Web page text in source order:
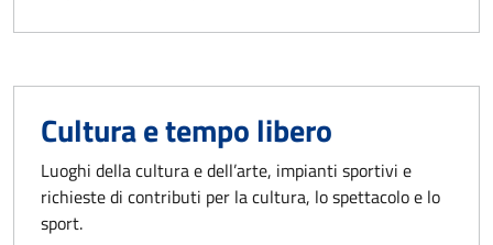
Cultura e tempo libero
Luoghi della cultura e dell’arte, impianti sportivi e
richieste di contributi per la cultura, lo spettacolo e lo
sport.